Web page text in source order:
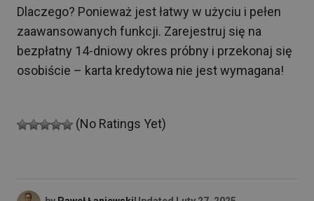
Dlaczego? Ponieważ jest łatwy w użyciu i pełen
zaawansowanych funkcji. Zarejestruj się na
bezpłatny 14-dniowy okres próbny i przekonaj się
osobiście – karta kredytowa nie jest wymagana!
(No Ratings Yet)